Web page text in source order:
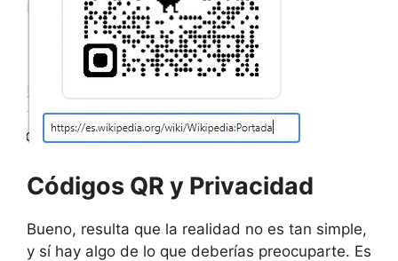
Códigos QR y Privacidad
Bueno, resulta que la realidad no es tan simple,
y sí hay algo de lo que deberías preocuparte. Es